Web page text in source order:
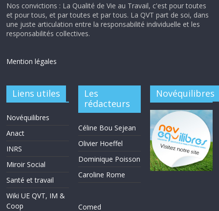
Nos convictions : La Qualité de Vie au Travail, c'est pour toutes
et pour tous, et par toutes et par tous. La QVT part de soi, dans
une juste articulation entre la responsabilité individuelle et les
responsabilités collectives.
Mention légales
Liens utiles
Novéquilibres
Anact
INRS
Miroir Social
Santé et travail
Wiki UE QVT, IM &
Coop
Les
rédacteurs
Céline Bou Sejean
Olivier Hoeffel
Dominique Poisson
Caroline Rome
Comed
Novéquilibres